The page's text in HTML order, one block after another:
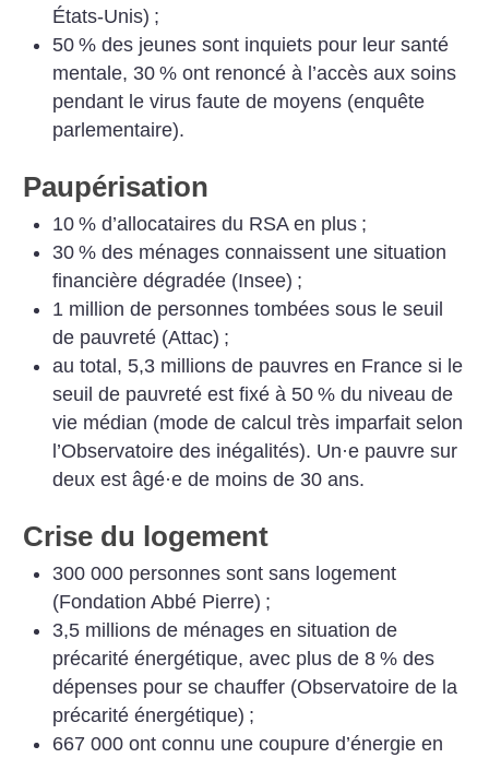
États-Unis) ;
50 % des jeunes sont inquiets pour leur santé
mentale, 30 % ont renoncé à l’accès aux soins
pendant le virus faute de moyens (enquête
parlementaire).
Paupérisation
10 % d’allocataires du RSA en plus ;
30 % des ménages connaissent une situation
financière dégradée (Insee) ;
1 million de personnes tombées sous le seuil
de pauvreté (Attac) ;
au total, 5,3 millions de pauvres en France si le
seuil de pauvreté est fixé à 50 % du niveau de
vie médian (mode de calcul très imparfait selon
l’Observatoire des inégalités). Un·e pauvre sur
deux est âgé·e de moins de 30 ans.
Crise du logement
300 000 personnes sont sans logement
(Fondation Abbé Pierre) ;
3,5 millions de ménages en situation de
précarité énergétique, avec plus de 8 % des
dépenses pour se chauffer (Observatoire de la
précarité énergétique) ;
667 000 ont connu une coupure d’énergie en